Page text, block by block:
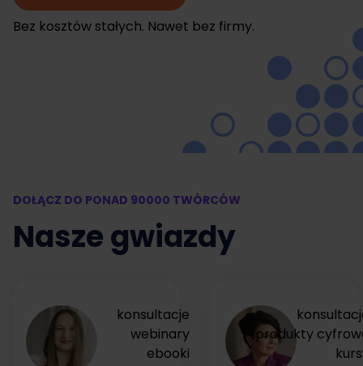
Bez kosztów stałych. Nawet bez firmy.
DOŁĄCZ DO PONAD 90000 TWÓRCÓW
Nasze gwiazdy
konsultacje
webinary
ebooki
produkty